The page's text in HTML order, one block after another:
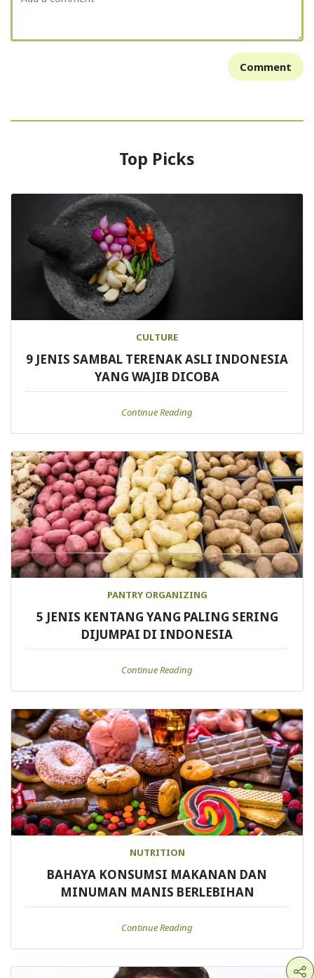
Comment
Top Picks
CULTURE
9 JENIS SAMBAL TERENAK ASLI INDONESIA
YANG WAJIB DICOBA
Continue Reading
PANTRY ORGANIZING
5 JENIS KENTANG YANG PALING SERING
DIJUMPAI DI INDONESIA
Continue Reading
NUTRITION
BAHAYA KONSUMSI MAKANAN DAN
MINUMAN MANIS BERLEBIHAN
Continue Reading